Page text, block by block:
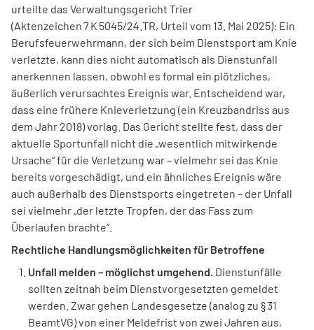
urteilte das Verwaltungsgericht Trier
(Aktenzeichen 7 K 5045/24.TR, Urteil vom 13. Mai 2025): Ein
Berufsfeuerwehrmann, der sich beim Dienstsport am Knie
verletzte, kann dies nicht automatisch als Dienstunfall
anerkennen lassen, obwohl es formal ein plötzliches,
äußerlich verursachtes Ereignis war. Entscheidend war,
dass eine frühere Knieverletzung (ein Kreuzbandriss aus
dem Jahr 2018) vorlag. Das Gericht stellte fest, dass der
aktuelle Sportunfall nicht die „wesentlich mitwirkende
Ursache“ für die Verletzung war – vielmehr sei das Knie
bereits vorgeschädigt, und ein ähnliches Ereignis wäre
auch außerhalb des Dienstsports eingetreten – der Unfall
sei vielmehr „der letzte Tropfen, der das Fass zum
Überlaufen brachte“.
Rechtliche Handlungsmöglichkeiten für Betroffene
Unfall melden – möglichst umgehend. Dienstunfälle
sollten zeitnah beim Dienstvorgesetzten gemeldet
werden. Zwar gehen Landesgesetze (analog zu § 31
BeamtVG) von einer Meldefrist von zwei Jahren aus,